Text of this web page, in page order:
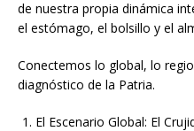
de nuestra propia dinámica
el estómago, el bolsillo y el
Conectemos lo global, lo
diagnóstico de la Patria.
El Escenario Global: El